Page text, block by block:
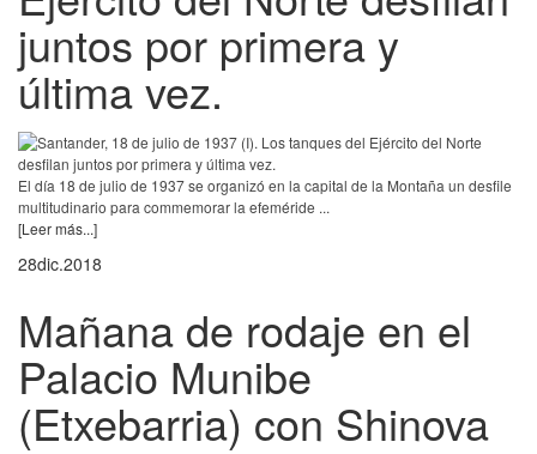
juntos por primera y
última vez.
El día 18 de julio de 1937 se organizó en la capital de la Montaña un desfile
multitudinario para commemorar la efeméride ...
[Leer más...]
28dic.2018
Mañana de rodaje en el
Palacio Munibe
(Etxebarria) con Shinova